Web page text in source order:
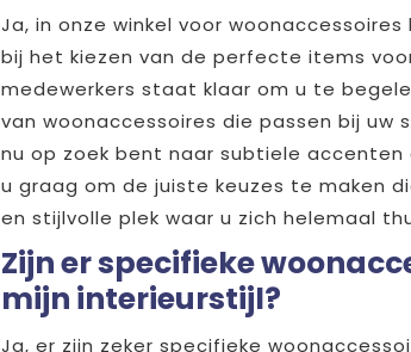
Ja, in onze winkel voor
bij het kiezen van de perfecte items
medewerkers staat klaar om u te
van woonaccessoires die passen bij uw
nu op zoek bent naar subtiele
u graag om de juiste keuzes te maken
en stijlvolle plek waar u zich helemaal
Zijn er specifieke
mijn interieurstijl?
Ja, er zijn zeker specifieke